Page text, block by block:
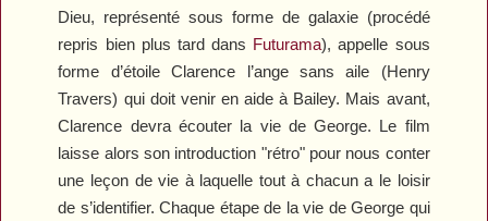
Dieu, représenté sous forme de galaxie (procédé
repris bien plus tard dans Futurama), appelle sous
forme d’étoile Clarence l’ange sans aile (Henry
Travers) qui doit venir en aide à Bailey. Mais avant,
Clarence devra écouter la vie de George. Le film
laisse alors son introduction "rétro" pour nous conter
une leçon de vie à laquelle tout à chacun a le loisir
de s’identifier. Chaque étape de la vie de George qui